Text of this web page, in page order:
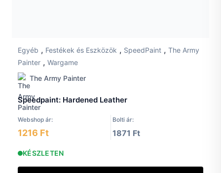
Egyéb , Festékek és Eszközök , SpeedPaint , The Army
Painter , Wargame
The Army Painter
Speedpaint: Hardened Leather
Webshop ár: Bolti ár:
1216 Ft 1871 Ft
KÉSZLETEN